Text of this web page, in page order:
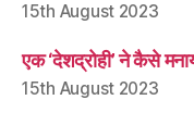
15th August 2023
एक ‘देशद्रोही’ ने कैसे
15th August 2023